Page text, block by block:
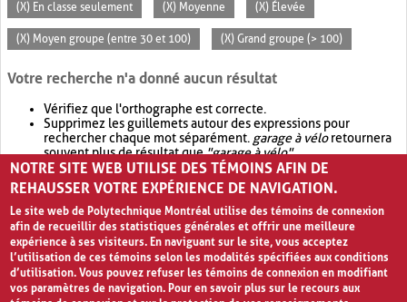
(X) En classe seulement (X) Moyenne (X) Élevée
(X) Moyen groupe (entre 30 et 100) (X) Grand groupe (> 100)
Votre recherche n'a donné aucun résultat
Vérifiez que l'orthographe est correcte.
Supprimez les guillemets autour des expressions pour
rechercher chaque mot séparément. garage à véloretournera
souvent plus de résultat que"garage à vélo".
Envisagez d'élargir votre recherche avec OR.garage OR vélo
retournera souvent plus de résultat quegarage à vélo
NOTRE SITE WEB UTILISE DES TÉMOINS AFIN DE
REHAUSSER VOTRE EXPÉRIENCE DE NAVIGATION.
Le site web de Polytechnique Montréal utilise des témoins de connexion
afin de recueillir des statistiques générales et offrir une meilleure
expérience à ses visiteurs. En naviguant sur le site, vous acceptez
l’utilisation de ces témoins selon les modalités spécifiées aux conditions
d’utilisation. Vous pouvez refuser les témoins de connexion en modifiant
vos paramètres de navigation. Pour en savoir plus sur le recours aux